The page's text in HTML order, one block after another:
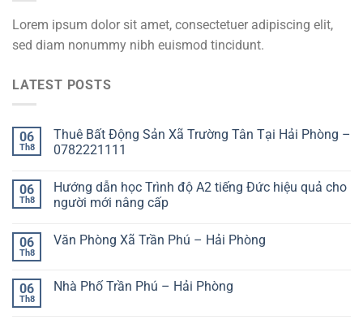
Lorem ipsum dolor sit amet, consectetuer adipiscing elit,
sed diam nonummy nibh euismod tincidunt.
LATEST POSTS
06
Th8
Thuê Bất Động Sản Xã Trường Tân Tại Hải Phòng –
0782221111
06
Th8
Hướng dẫn học Trình độ A2 tiếng Đức hiệu quả cho
người mới nâng cấp
06
Th8
Văn Phòng Xã Trần Phú – Hải Phòng
06
Th8
Nhà Phố Trần Phú – Hải Phòng